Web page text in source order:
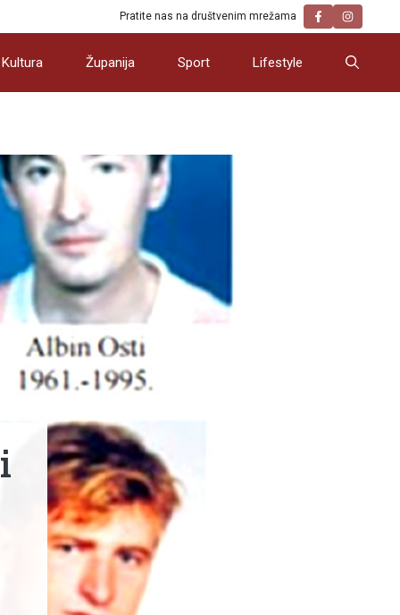
Pratite nas na društvenim mrežama
Kultura Županija Sport Lifestyle